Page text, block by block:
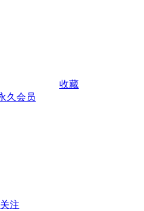
收藏
关注